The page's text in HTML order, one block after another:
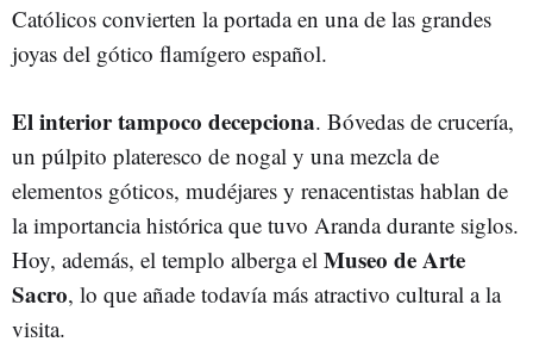
Católicos convierten la portada en una de las grandes
joyas del gótico flamígero español.
El interior tampoco decepciona. Bóvedas de crucería,
un púlpito plateresco de nogal y una mezcla de
elementos góticos, mudéjares y renacentistas hablan de
la importancia histórica que tuvo Aranda durante siglos.
Hoy, además, el templo alberga el Museo de Arte
Sacro, lo que añade todavía más atractivo cultural a la
visita.